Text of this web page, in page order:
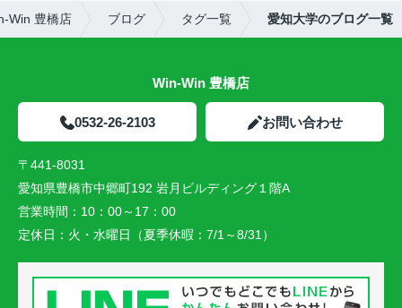
Win 豊橋店 ブログ タグ一覧 愛知大学のブログ一覧
Win-Win 豊橋店
0532-26-2103 お問い合わせ
〒441-8031
愛知県豊橋市中郷町192 岩月ビルディング１階A
営業時間： 10：00～17：00
定休日： 火・水曜日（夏季休暇：7/1～8/31）